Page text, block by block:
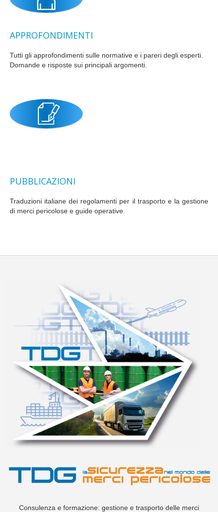
APPROFONDIMENTI
Tutti gli approfondimenti sulle normative e i pareri degli esperti.
Domande e risposte sui principali argomenti.
PUBBLICAZIONI
Traduzioni italiane dei regolamenti per il trasporto e la gestione
di merci pericolose e guide operative.
Consulenza e formazione: gestione e trasporto delle merci